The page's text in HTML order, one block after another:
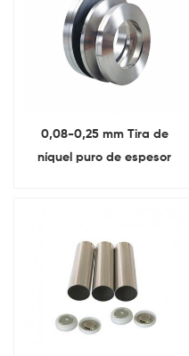
0,08-0,25 mm Tira de
níquel puro de espesor